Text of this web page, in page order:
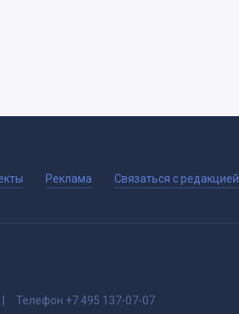
Реклама Связаться с редакцией
Телефон +7 495 137-07-07